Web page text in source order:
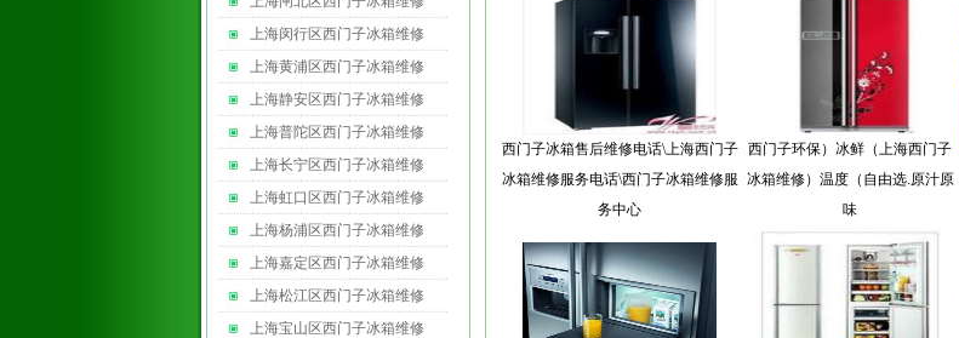
上海闵行区西门子冰箱维修
上海黄浦区西门子冰箱维修
上海静安区西门子冰箱维修
上海普陀区西门子冰箱维修
上海长宁区西门子冰箱维修
上海虹口区西门子冰箱维修
上海杨浦区西门子冰箱维修
上海嘉定区西门子冰箱维修
上海松江区西门子冰箱维修
上海宝山区西门子冰箱维修
西门子冰箱售后维修电话\上海西门子
冰箱维修服务电话\西门子冰箱维修服
务中心
西门子环保）冰鲜（上海西门子
冰箱维修）温度（自由选.原汁原
味